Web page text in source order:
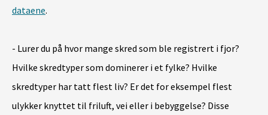
dataene.
- Lurer du på hvor mange skred som ble registrert i fjor?
Hvilke skredtyper som dominerer i et fylke? Hvilke
skredtyper har tatt flest liv? Er det for eksempel flest
ulykker knyttet til friluft, vei eller i bebyggelse? Disse